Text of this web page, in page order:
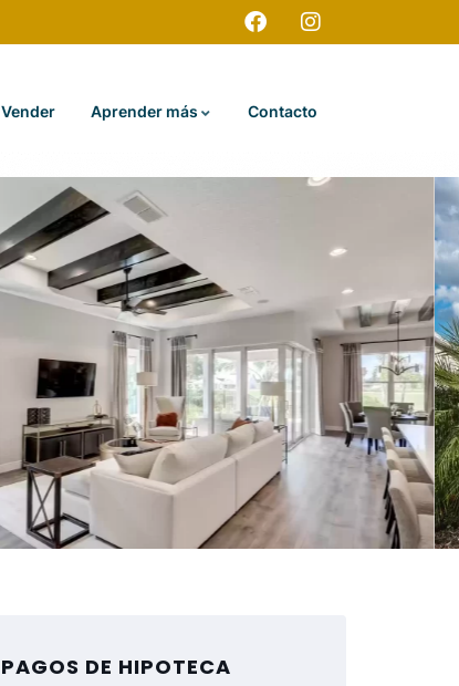
Vender Aprender más Contacto
PAGOS DE HIPOTECA